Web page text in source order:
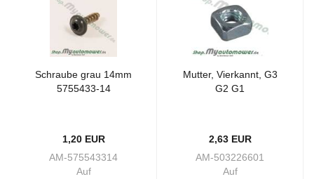
Schrau­be grau 14mm
5755433-​​14
1,20 EUR
AM-575543314
Auf
Mut­ter, Vier­kannt, G3
G2 G1
2,63 EUR
AM-503226601
Auf